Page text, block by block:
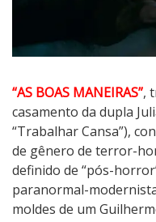
“AS BOAS MANEIRAS”,
casamento da dupla
“Trabalhar Cansa”),
de gênero de terror-
definido de “pós-
paranormal-
moldes de um